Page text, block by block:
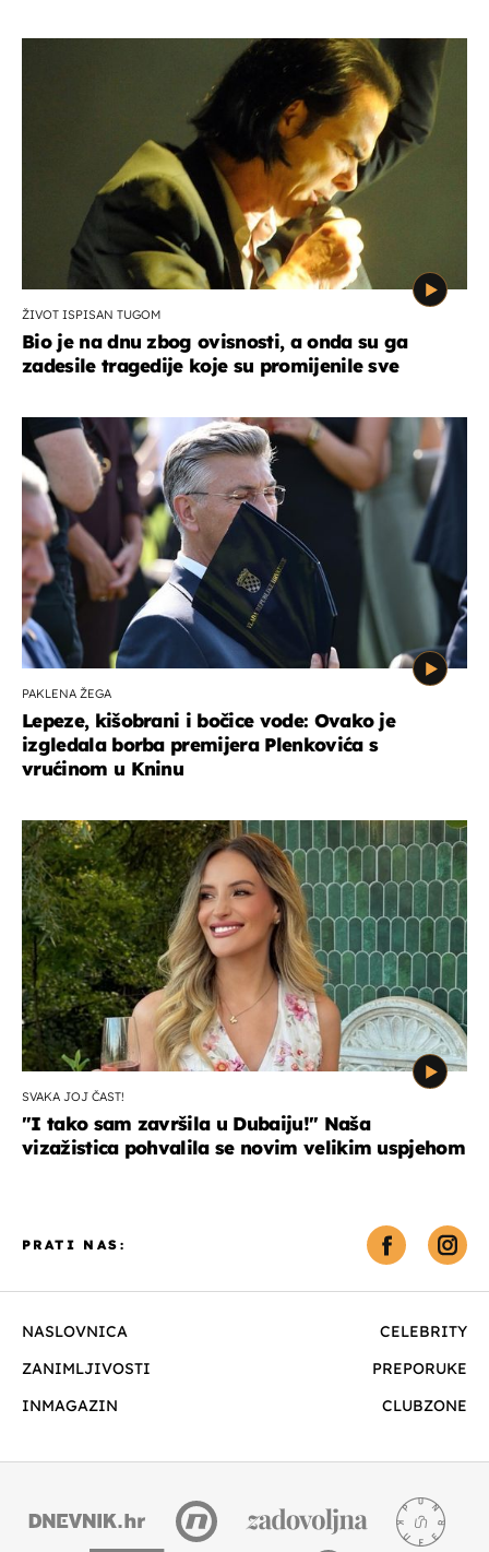
ŽIVOT ISPISAN TUGOM
Bio je na dnu zbog ovisnosti, a onda su ga
zadesile tragedije koje su promijenile sve
PAKLENA ŽEGA
Lepeze, kišobrani i bočice vode: Ovako je
izgledala borba premijera Plenkovića s
vrućinom u Kninu
SVAKA JOJ ČAST!
"I tako sam završila u Dubaiju!" Naša
vizažistica pohvalila se novim velikim uspjehom
NASLOVNICA
CELEBRITY
ZANIMLJIVOSTI
PREPORUKE
INMAGAZIN
CLUBZONE
PRATI NAS: